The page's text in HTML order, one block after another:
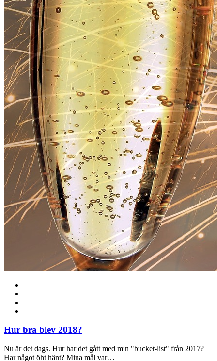
Hur bra blev 2018?
Nu är det dags. Hur har det gått med min "bucket-list" från 2017?
Har något öht hänt? Mina mål var…